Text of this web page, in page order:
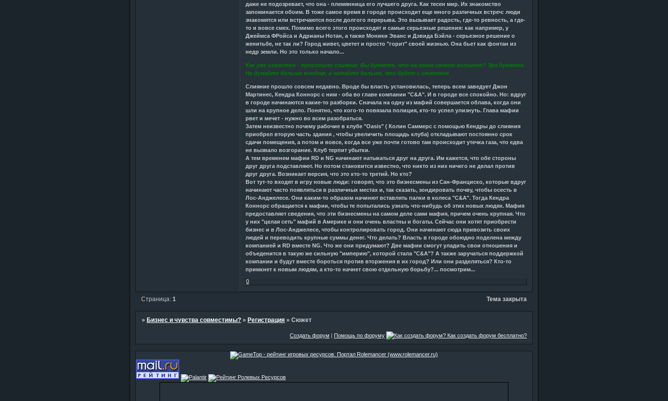
даже не подозревает, что она - племянница его лучшего друга. Как тесен мир. Их знакомство
запоминается обоим. В тоже самое время в городе происходит еще много различных встреч: люди
знакомятся или встречаются после долгого перерыва. Это вызывает радость, где-то ревность, а где-
то и вовсе смех. Помимо всего этого происходят и самые серьезные решения: как например, у
Джеймса ФРойса и Адрианы Нотан, а также Моники Эванс и Дэвида Бэйла - серьезное решение о
женитьбе, не так ли? Город живет, цветет и просто "горит" своей жизнью. Она бьет как фонтан из
недр земли. Но это только начало...
Как уже известно - произошло слияние. Вы думаете, что на этом сюжет встанет? Зря думаете.
Не думайте больше вообще, а читайте дальше, что будет с сюжетом
Слияние прошло совсем недавно. Вроде бы власть установилась, теперь всем заведует Джон
Мартинес, Кендра Коннорс с ним - оба во главе компании "C&A". И в городе все спокойно. Но: вдруг
в городе начинаются какие-то разборки. Сначала на одну из мафий совершается облава, когда они
шли на крупное дело. Понятно, что кого-то повязала полиция, кто-то успел улизнуть. Глава мафии
рвет и мечет - нужно во всем разобраться.
Затем неизвестно почему рабочие в клубе "Oasis" ( Колин Саммерс с помощью Кендры до слияния
приобрел вторую часть здания , чтобы увеличить площадь клуба) откладывают постоянно срок
сдачи помещения, а потом и вовсе, когда все уже почти готово там происходит утечка газа, что едва
не вызвало возгорание. Клуб терпит убытки.
А тем временем мафии RD и NG начинают натыкаться друг на друга. Им кажется, что обе стороны
друг друга подставляют. Но потом становится известно, что никто из них ничего не делал против
друг друга. Возникает версия, что это кто-то третий. Но кто?
Вот тут-то входят в игру новые люди: говорят, что это бизнесмены из Сан-Франциско, которые вдруг
начинают часто появляться в различных местах и, так сказать, зондировать почву, чтобы осесть в
Лос-Анджелесе. Они каким-то образом начинют вставлять палки в колеса "C&A". Тогда Кендра
Коннорс обращается к мафии, чтобы те попытались узнать что-нибудь об этих новых людях. Мафия
предоставляет сведения, что эти бизнесмены на самом деле сами мафия, причем очень крупная. Что
у них "целая сеть" мафий в Америке и они очень властны и богаты. Сейчас они хотят приобрести
бизнес и в Лос-Анджелесе, чтобы контролировать город. Они начинают сюда привозить своих
людей и переводить крупные суммы денег. Что делать? Власть в городе обоюдно поделена между
компанией и RD вместе NG. Что же они придумают? Две мафии смогут уладить свои отношения и
объеденится в такую же сильную "империю", которой стала "C&A"? А также заручаться поддержкой
компании и будут вместе бороться против вторжения в их город? Или они разделяться? Кто-то
примкнет к новым людям, а кто-то начнет свою отдельную борьбу?... посмотрим...
0
Тема закрыта
Страница:1
»Бизнес и чувства совместимы? »Регистрация »Сюжет
Создать форум | Помощь по форуму